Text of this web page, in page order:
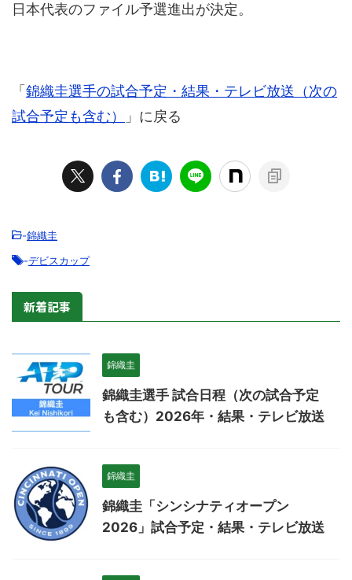
日本代表のファイル予選進出が決定。
「 錦織圭選手の試合予定・結果・テレビ放送（次の
試合予定も含む）
」に戻る
-錦織圭
-デビスカップ
新着記事
錦織圭
錦織圭選手 試合日程（次の試合予定
も含む）2026年・結果・テレビ放送
錦織圭
錦織圭「シンシナティオープン
2026」試合予定・結果・テレビ放送